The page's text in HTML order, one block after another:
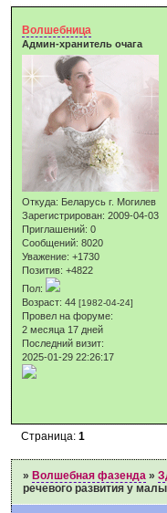
Волшебница
Админ-хранитель очага
Откуда: Беларусь г. Могилев
Зарегистрирован: 2009-04-03
Приглашений: 0
Сообщений: 8020
Уважение: +1730
Позитив: +4822
Пол:
Возраст: 44[1982-04-24]
Провел на форуме:
2 месяца 17 дней
Последний визит:
2025-01-29 22:26:17
Страница:1
»Волшебная фазенда »
речевого развития у